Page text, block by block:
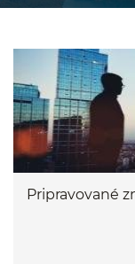
Pripravované